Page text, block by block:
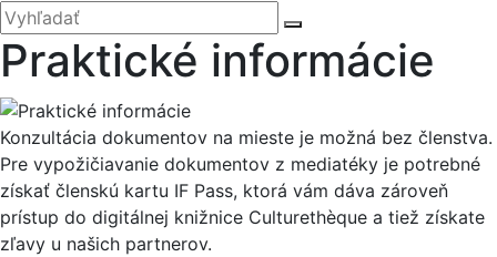
'.__('Search').'
Zatvoriť
Hľadať:
Vyhľadať
Praktické informácie
Konzultácia dokumentov na mieste je možná bez členstva.
Pre vypožičiavanie dokumentov z mediatéky je potrebné
získať členskú kartu IF Pass, ktorá vám dáva zároveň
prístup do digitálnej knižnice Culturethèque a tiež získate
zľavy u našich partnerov.